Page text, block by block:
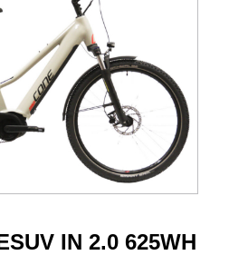
IN 2.0 625WH